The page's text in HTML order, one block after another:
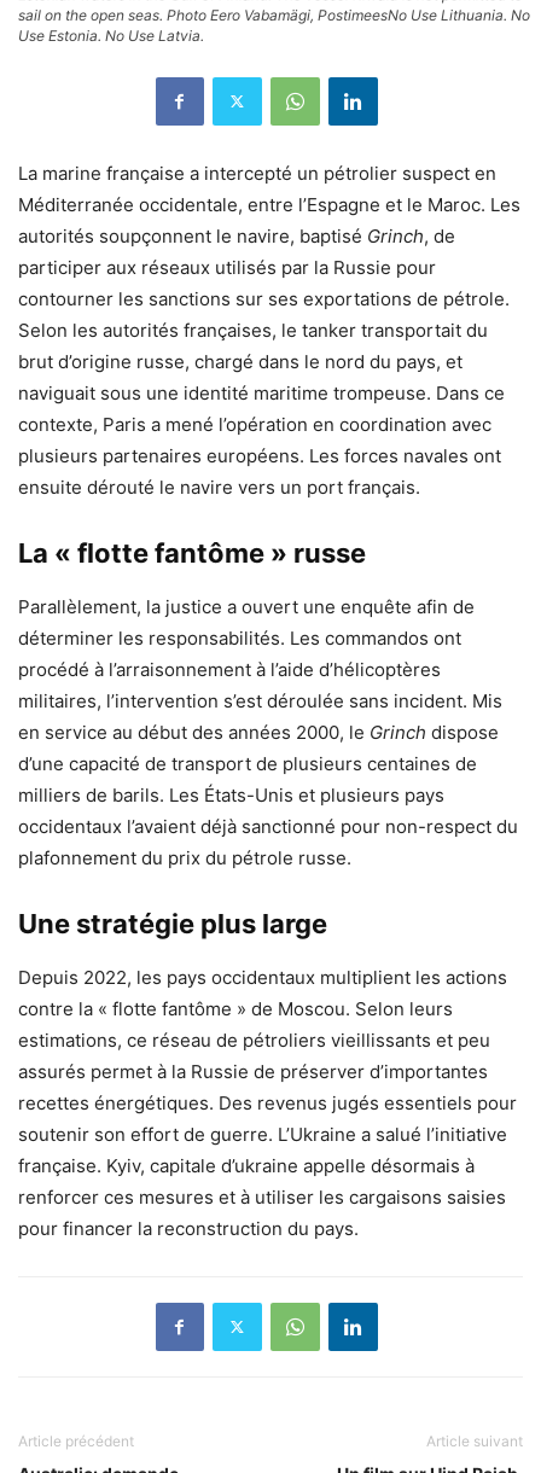
sail on the open seas. Photo Eero Vabamägi, PostimeesNo Use Lithuania. No
Use Estonia. No Use Latvia.
La marine française a intercepté un pétrolier suspect en
Méditerranée occidentale, entre l’Espagne et le Maroc. Les
autorités soupçonnent le navire, baptisé Grinch, de
participer aux réseaux utilisés par la Russie pour
contourner les sanctions sur ses exportations de pétrole.
Selon les autorités françaises, le tanker transportait du
brut d’origine russe, chargé dans le nord du pays, et
naviguait sous une identité maritime trompeuse. Dans ce
contexte, Paris a mené l’opération en coordination avec
plusieurs partenaires européens. Les forces navales ont
ensuite dérouté le navire vers un port français.
La « flotte fantôme » russe
Parallèlement, la justice a ouvert une enquête afin de
déterminer les responsabilités. Les commandos ont
procédé à l’arraisonnement à l’aide d’hélicoptères
militaires, l’intervention s’est déroulée sans incident. Mis
en service au début des années 2000, le Grinch dispose
d’une capacité de transport de plusieurs centaines de
milliers de barils. Les États-Unis et plusieurs pays
occidentaux l’avaient déjà sanctionné pour non-respect du
plafonnement du prix du pétrole russe.
Une stratégie plus large
Depuis 2022, les pays occidentaux multiplient les actions
contre la « flotte fantôme » de Moscou. Selon leurs
estimations, ce réseau de pétroliers vieillissants et peu
assurés permet à la Russie de préserver d’importantes
recettes énergétiques. Des revenus jugés essentiels pour
soutenir son effort de guerre. L’Ukraine a salué l’initiative
française. Kyiv, capitale d’ukraine appelle désormais à
renforcer ces mesures et à utiliser les cargaisons saisies
pour financer la reconstruction du pays.
Article précédent Article suivant